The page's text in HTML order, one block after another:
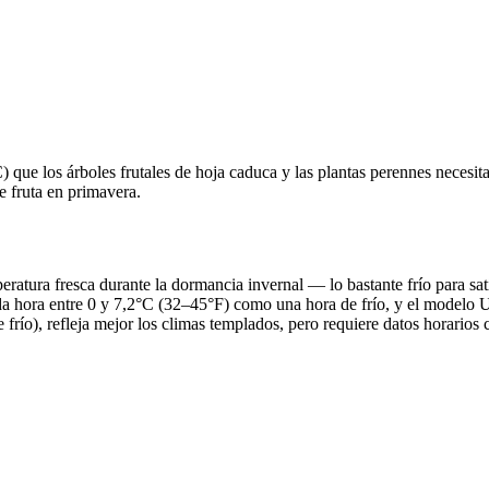
los árboles frutales de hoja caduca y las plantas perennes
fruta en primavera.
fresca durante la dormancia invernal — lo bastante frío para
hora entre 0 y 7,2°C (32–45°F) como una hora de frío, y el
refleja mejor los climas templados, pero requiere datos